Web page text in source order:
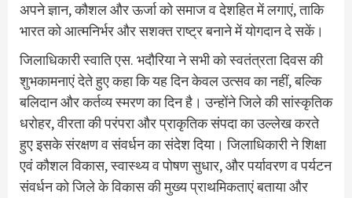
अपने ज्ञान, कौशल और ऊर्जा को समाज व देशहित में लगाएं, ताकि
भारत को आत्मनिर्भर और सशक्त राष्ट्र बनाने में योगदान दे सकें।
जिलाधिकारी स्वाति एस. भदौरिया ने सभी को स्वतंत्रता दिवस की
शुभकामनाएं देते हुए कहा कि यह दिन केवल उत्सव का नहीं, बल्कि
बलिदान और कर्तव्य स्मरण का दिन है। उन्होंने जिले की सांस्कृतिक
धरोहर, वीरता की परंपरा और प्राकृतिक संपदा का उल्लेख करते
हुए इसके संरक्षण व संवर्धन का संदेश दिया। जिलाधिकारी ने शिक्षा
एवं कौशल विकास, स्वास्थ्य व पोषण सुधार, और पर्यावरण व पर्यटन
संवर्धन को जिले के विकास की मुख्य प्राथमिकताएं बताया और